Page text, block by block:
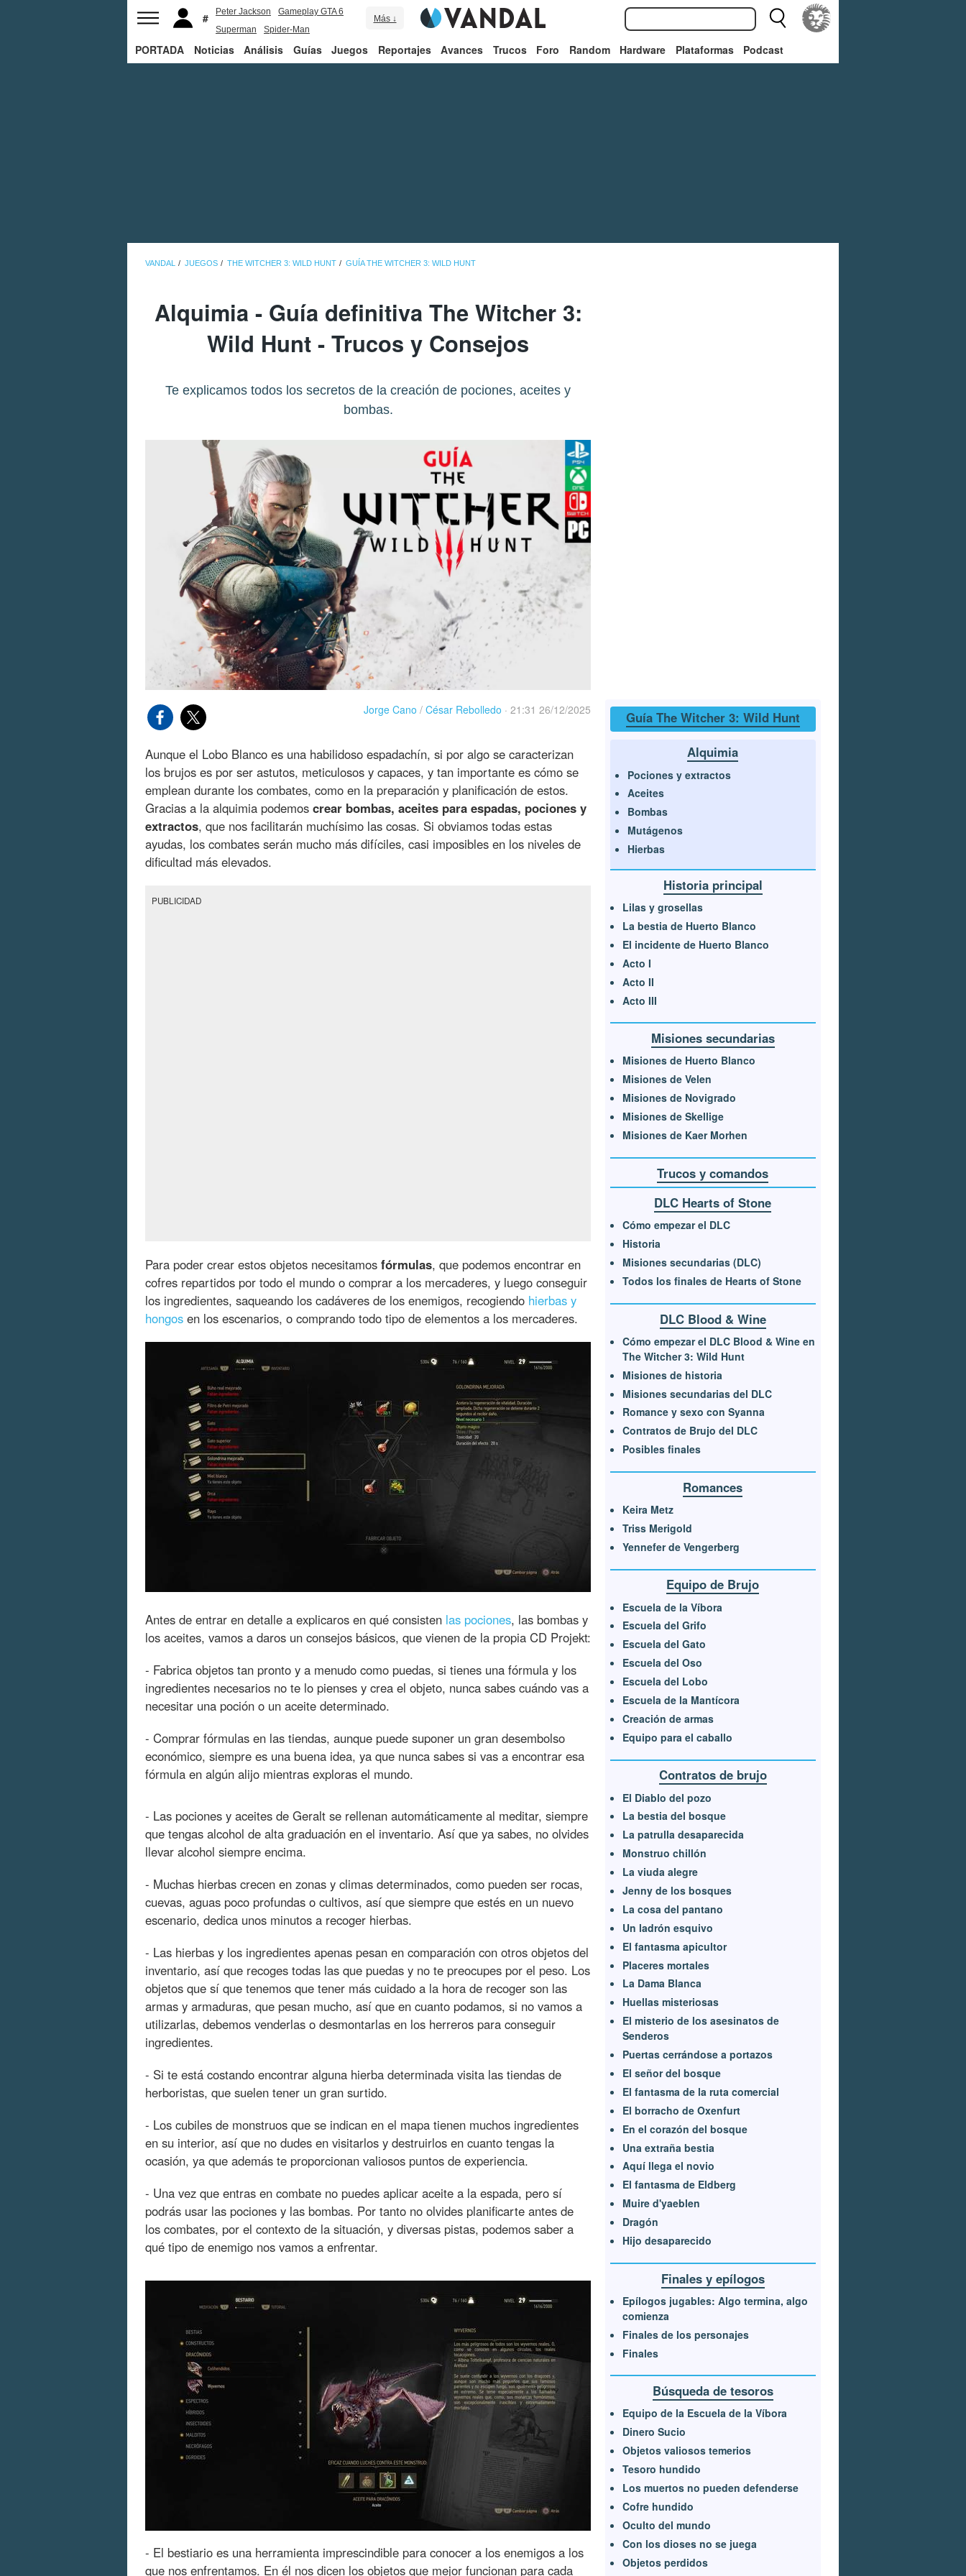
Peter Jackson
Gameplay GTA 6
Superman
Spider-Man
Más ↓
PORTADA Noticias Análisis Guías Juegos Reportajes Avances Trucos Foro Random Hardware Plataformas Podcast
VANDAL JUEGOS THE WITCHER 3: WILD HUNT GUÍA THE WITCHER 3: WILD HUNT
Alquimia - Guía definitiva The Witcher 3:
Wild Hunt - Trucos y Consejos
Te explicamos todos los secretos de la creación de pociones, aceites y
bombas.
Jorge Cano / César Rebolledo · 21:31 26/12/2025
Aunque el Lobo Blanco es una habilidoso espadachín, si por algo se caracterizan
los brujos es por ser astutos, meticulosos y capaces, y tan importante es cómo se
emplean durante los combates, como en la preparación y planificación de estos.
Gracias a la alquimia podemos crear bombas, aceites para espadas, pociones y
extractos, que nos facilitarán muchísimo las cosas. Si obviamos todas estas
ayudas, los combates serán mucho más difíciles, casi imposibles en los niveles de
dificultad más elevados.
PUBLICIDAD
Para poder crear estos objetos necesitamos fórmulas, que podemos encontrar en
cofres repartidos por todo el mundo o comprar a los mercaderes, y luego conseguir
los ingredientes, saqueando los cadáveres de los enemigos, recogiendo hierbas y
hongos en los escenarios, o comprando todo tipo de elementos a los mercaderes.
Antes de entrar en detalle a explicaros en qué consisten las pociones, las bombas y
los aceites, vamos a daros un consejos básicos, que vienen de la propia CD Projekt:
- Fabrica objetos tan pronto y a menudo como puedas, si tienes una fórmula y los
ingredientes necesarios no te lo pienses y crea el objeto, nunca sabes cuándo vas a
necesitar una poción o un aceite determinado.
- Comprar fórmulas en las tiendas, aunque puede suponer un gran desembolso
económico, siempre es una buena idea, ya que nunca sabes si vas a encontrar esa
fórmula en algún alijo mientras exploras el mundo.
- Las pociones y aceites de Geralt se rellenan automáticamente al meditar, siempre
que tengas alcohol de alta graduación en el inventario. Así que ya sabes, no olvides
llevar alcohol siempre encima.
- Muchas hierbas crecen en zonas y climas determinados, como pueden ser rocas,
cuevas, aguas poco profundas o cultivos, así que siempre que estés en un nuevo
escenario, dedica unos minutos a recoger hierbas.
- Las hierbas y los ingredientes apenas pesan en comparación con otros objetos del
inventario, así que recoges todas las que puedas y no te preocupes por el peso. Los
objetos que sí que tenemos que tener más cuidado a la hora de recoger son las
armas y armaduras, que pesan mucho, así que en cuanto podamos, si no vamos a
utilizarlas, debemos venderlas o desmontarlas en los herreros para conseguir
ingredientes.
- Si te está costando encontrar alguna hierba determinada visita las tiendas de
herboristas, que suelen tener un gran surtido.
- Los cubiles de monstruos que se indican en el mapa tienen muchos ingredientes
en su interior, así que no dudes en visitarlos y destruirlos en cuanto tengas la
ocasión, ya que además te proporcionan valiosos puntos de experiencia.
- Una vez que entras en combate no puedes aplicar aceite a la espada, pero sí
podrás usar las pociones y las bombas. Por tanto no olvides planificarte antes de
los combates, por el contexto de la situación, y diversas pistas, podemos saber a
qué tipo de enemigo nos vamos a enfrentar.
- El bestiario es una herramienta imprescindible para conocer a los enemigos a los
que nos enfrentamos. En él nos dicen los objetos que mejor funcionan para cada
Guía The Witcher 3: Wild Hunt
Alquimia
Pociones y extractos
Aceites
Bombas
Mutágenos
Hierbas
Historia principal
Lilas y grosellas
La bestia de Huerto Blanco
El incidente de Huerto Blanco
Acto I
Acto II
Acto III
Misiones secundarias
Misiones de Huerto Blanco
Misiones de Velen
Misiones de Novigrado
Misiones de Skellige
Misiones de Kaer Morhen
Trucos y comandos
DLC Hearts of Stone
Cómo empezar el DLC
Historia
Misiones secundarias (DLC)
Todos los finales de Hearts of Stone
DLC Blood & Wine
Cómo empezar el DLC Blood & Wine en
The Witcher 3: Wild Hunt
Misiones de historia
Misiones secundarias del DLC
Romance y sexo con Syanna
Contratos de Brujo del DLC
Posibles finales
Romances
Keira Metz
Triss Merigold
Yennefer de Vengerberg
Equipo de Brujo
Escuela de la Víbora
Escuela del Grifo
Escuela del Gato
Escuela del Oso
Escuela del Lobo
Escuela de la Mantícora
Creación de armas
Equipo para el caballo
Contratos de brujo
El Diablo del pozo
La bestia del bosque
La patrulla desaparecida
Monstruo chillón
La viuda alegre
Jenny de los bosques
La cosa del pantano
Un ladrón esquivo
El fantasma apicultor
Placeres mortales
La Dama Blanca
Huellas misteriosas
El misterio de los asesinatos de
Senderos
Puertas cerrándose a portazos
El señor del bosque
El fantasma de la ruta comercial
El borracho de Oxenfurt
En el corazón del bosque
Una extraña bestia
Aquí llega el novio
El fantasma de Eldberg
Muire d'yaeblen
Dragón
Hijo desaparecido
Finales y epílogos
Epílogos jugables: Algo termina, algo
comienza
Finales de los personajes
Finales
Búsqueda de tesoros
Equipo de la Escuela de la Víbora
Dinero Sucio
Objetos valiosos temerios
Tesoro hundido
Los muertos no pueden defenderse
Cofre hundido
Oculto del mundo
Con los dioses no se juega
Objetos perdidos